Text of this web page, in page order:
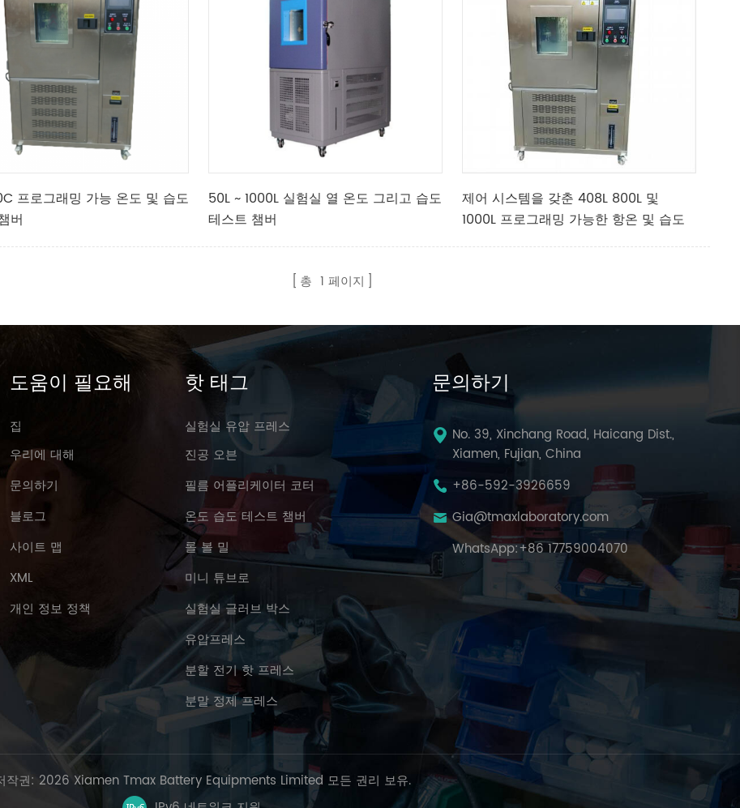
프로그래밍 가능 온도 및 습도
버
50L ~ 1000L 실험실 열 온도 그리고 습도
테스트 챔버
제어 시스템을 갖춘 408L 800L 및
1000L 프로그래밍 가능한 항온 및 습도
총 1 페이지
도움이 필요해
집
우리에 대해
문의하기
블로그
사이트 맵
XML
개인 정보 정책
핫 태그
실험실 유압 프레스
진공 오븐
필름 어플리케이터 코터
온도 습도 테스트 챔버
롤 볼 밀
미니 튜브로
실험실 글러브 박스
유압프레스
분할 전기 핫 프레스
분말 정제 프레스
문의하기
No. 39, Xinchang Road, Haicang Dist.,
Xiamen, Fujian, China
+86-592-3926659
Gia@tmaxlaboratory.com
WhatsApp:+86 17759004070
작권: 2026 Xiamen Tmax Battery Equipments Limited 모든 권리 보유.